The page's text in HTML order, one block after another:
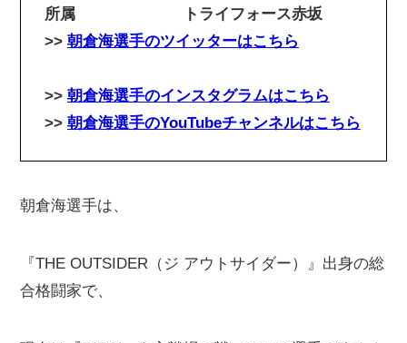
所属 トライフォース赤坂
>> 朝倉海選手のツイッターはこちら
>> 朝倉海選手のインスタグラムはこちら
>> 朝倉海選手のYouTubeチャンネルはこちら
朝倉海選手は、
『THE OUTSIDER（ジ アウトサイダー）』出身の総
合格闘家で、